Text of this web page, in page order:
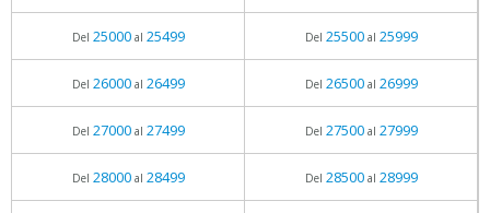
Del 25000al 25499 Del 25500al 25999
Del 26000al 26499 Del 26500al 26999
Del 27000al 27499 Del 27500al 27999
Del 28000al 28499 Del 28500al 28999